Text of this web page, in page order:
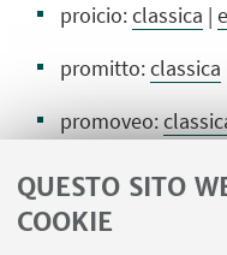
QUESTO SITO
COOKIE
proicio:classica |
promitto:classica
promoveo:
promptus:
pronus: